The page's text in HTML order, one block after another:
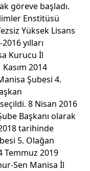
göreve başladı.
Enstitüsü
Yüksek Lisans
yılları
Kurucu İl
2014
Şubesi 4.
seçildi. 8 Nisan 2016
Başkanı olarak
tarihinde
5. Olağan
Temmuz 2019
Sen Manisa İl